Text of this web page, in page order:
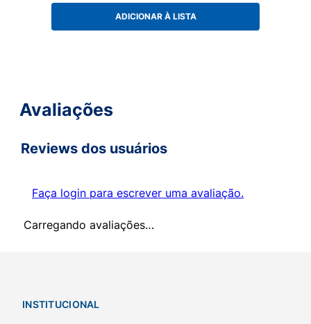
ADICIONAR À LISTA
Avaliações
Reviews dos usuários
Faça login para escrever uma avaliação.
Carregando avaliações…
INSTITUCIONAL